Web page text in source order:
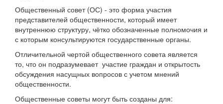
Общественный совет (ОС) - это форма участия
представителей общественности, который имеет
внутреннюю структуру, чётко обозначенные полномочия и
с которым консультируются государственные органы.
Отличительной чертой общественного совета является
то, что он подразумевает участие граждан и открытость
обсуждения насущных вопросов с учетом мнений
общественности.
Общественные советы могут быть созданы для: